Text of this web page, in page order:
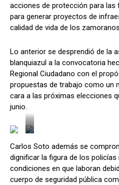
acciones de protección para las
para generar proyectos de
calidad de vida de los
Lo anterior se desprendió de la
blanquiazul a la convocatoria
Regional Ciudadano con el
propuestas de trabajo como un
cara a las próximas elecciones
junio.
h
t
:
/
/
c
Carlos Soto además se
dignificar la figura de los policías
condiciones en que laboran
cuerpo de seguridad pública